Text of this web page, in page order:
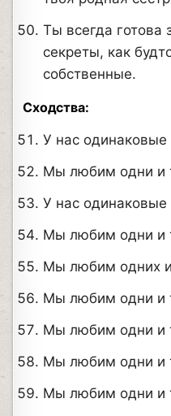
Ты всегда
секреты, как
собственные.
Сходства:
У нас
Мы любим одни и
У нас одинаковые
Мы любим одни и
Мы любим одних
Мы любим одни и
Мы любим одни и
Мы любим одни и
Мы любим одни и